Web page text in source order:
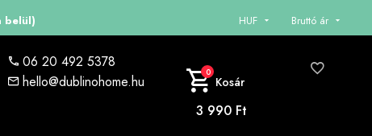
belül) HUF Bruttó ár
06 20 492 5378
hello@dublinohome.hu
0
Kosár
3 990 Ft